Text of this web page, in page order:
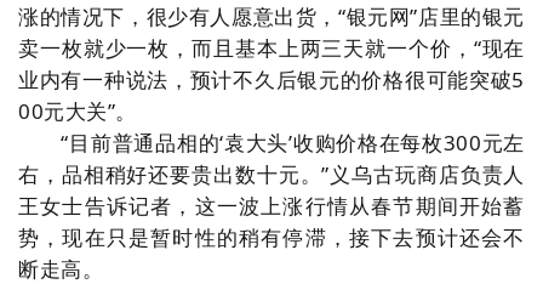
涨的情况下，很少有人愿意出货，“银元网”店里的银元
卖一枚就少一枚，而且基本上两三天就一个价，“现在
业内有一种说法，预计不久后银元的价格很可能突破5
00元大关”。
“目前普通品相的‘袁大头’收购价格在每枚300元左
右，品相稍好还要贵出数十元。”义乌古玩商店负责人
王女士告诉记者，这一波上涨行情从春节期间开始蓄
势，现在只是暂时性的稍有停滞，接下去预计还会不
断走高。